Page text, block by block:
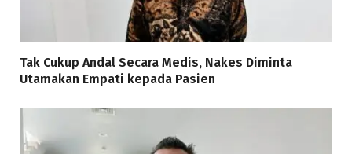
Tak Cukup Andal Secara Medis, Nakes Diminta
Utamakan Empati kepada Pasien